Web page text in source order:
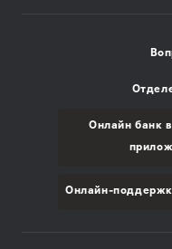
Онлайн банк
Онлайн-